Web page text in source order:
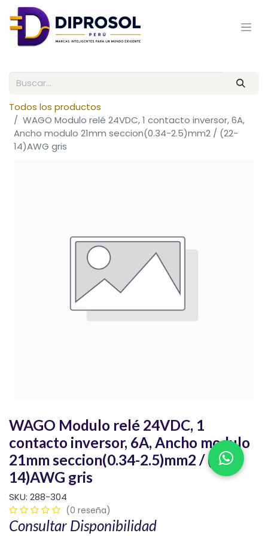
Todos los productos
WAGO Modulo relé 24VDC, 1 contacto inversor, 6A,
Ancho modulo 21mm seccion(0.34-2.5)mm2 / (22-
14)AWG gris
WAGO Modulo relé 24VDC, 1
contacto inversor, 6A, Ancho modulo
21mm seccion(0.34-2.5)mm2 / (22-
14)AWG gris
SKU: 288-304
(0 reseña)
Consultar Disponibilidad